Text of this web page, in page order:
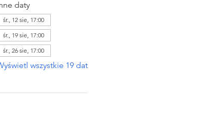
daty
śr., 12 sie, 17:00
śr., 19 sie, 17:00
śr., 26 sie, 17:00
wszystkie 19 dat